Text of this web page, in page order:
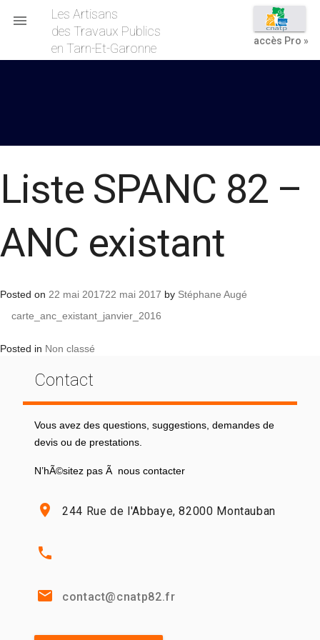

Les Artisans
des Travaux Publics
en Tarn-Et-Garonne
accès Pro »
Liste SPANC 82 –
ANC existant
Posted on 22 mai 201722 mai 2017 by Stéphane Augé
carte_anc_existant_janvier_2016
Posted in Non classé
Contact
Vous avez des questions, suggestions, demandes de
devis ou de prestations.
N’hÃ©sitez pas Ã nous contacter
location_on 244 Rue de l'Abbaye, 82000 Montauban
phone
email contact@cnatp82.fr